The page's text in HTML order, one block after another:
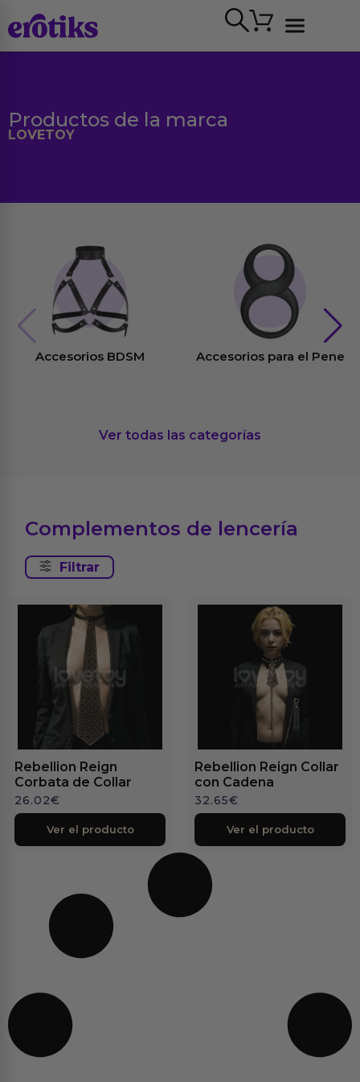
al
contenido
Carrito
Productos de la marca
LOVETOY
Accesorios BDSM Accesorios para el Pene
Ver todas las categorías
Complementos de lencería
Filtrar
Rebellion Reign
Corbata de Collar
26.02€
Ver el producto
Rebellion Reign Collar
con Cadena
32.65€
Ver el producto